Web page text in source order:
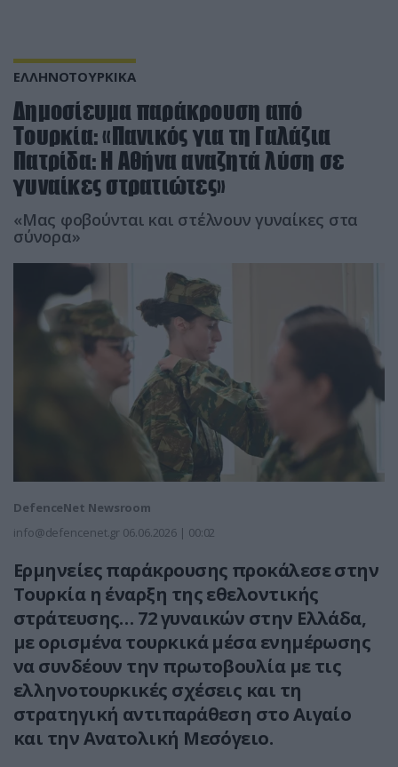
ΕΛΛΗΝΟΤΟΥΡΚΙΚΑ
Δημοσίευμα παράκρουση από
Τουρκία: «Πανικός για τη Γαλάζια
Πατρίδα: Η Αθήνα αναζητά λύση σε
γυναίκες στρατιώτες»
«Μας φοβούνται και στέλνουν γυναίκες στα
σύνορα»
DefenceNet Newsroom
info@defencenet.gr 06.06.2026 | 00:02
Ερμηνείες παράκρουσης προκάλεσε στην
Τουρκία η έναρξη της εθελοντικής
στράτευσης… 72 γυναικών στην Ελλάδα,
με ορισμένα τουρκικά μέσα ενημέρωσης
να συνδέουν την πρωτοβουλία με τις
ελληνοτουρκικές σχέσεις και τη
στρατηγική αντιπαράθεση στο Αιγαίο
και την Ανατολική Μεσόγειο.